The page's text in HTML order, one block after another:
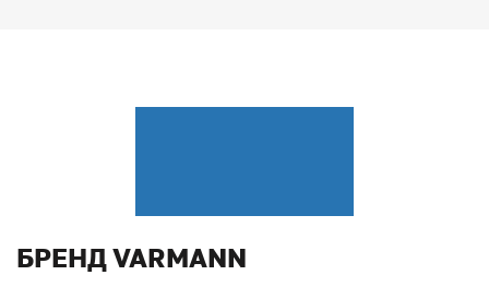
БРЕНД VARMANN